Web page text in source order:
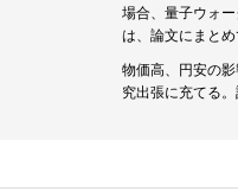
場合、量子ウォ
は、論文にまと
物価高、円安の
究出張に充てる